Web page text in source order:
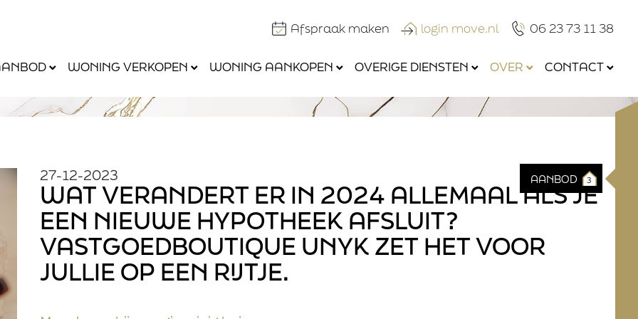
WONING VERKOPEN WONING AANKOPEN OVERIGE DIENSTEN OVER CONTACT
Afspraak maken login move.nl 06 23 73 11 38
27-12-2023
WAT VERANDERT ER IN 2024 ALLEMAAL ALS JE
EEN NIEUWE HYPOTHEEK AFSLUIT?
VASTGOEDBOUTIQUE UNYK ZET HET VOOR
JULLIE OP EEN RIJTJE.
AANBOD 3